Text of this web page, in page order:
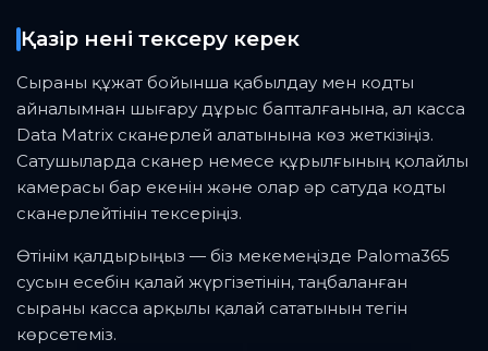
Қазір нені тексеру керек
Сыраны құжат бойынша қабылдау мен кодты
айналымнан шығару дұрыс бапталғанына, ал касса
Data Matrix сканерлей алатынына көз жеткізіңіз.
Сатушыларда сканер немесе құрылғының қолайлы
камерасы бар екенін және олар әр сатуда кодты
сканерлейтінін тексеріңіз.
Өтінім қалдырыңыз — біз мекемеңізде Paloma365
сусын есебін қалай жүргізетінін, таңбаланған
сыраны касса арқылы қалай сататынын тегін
көрсетеміз.